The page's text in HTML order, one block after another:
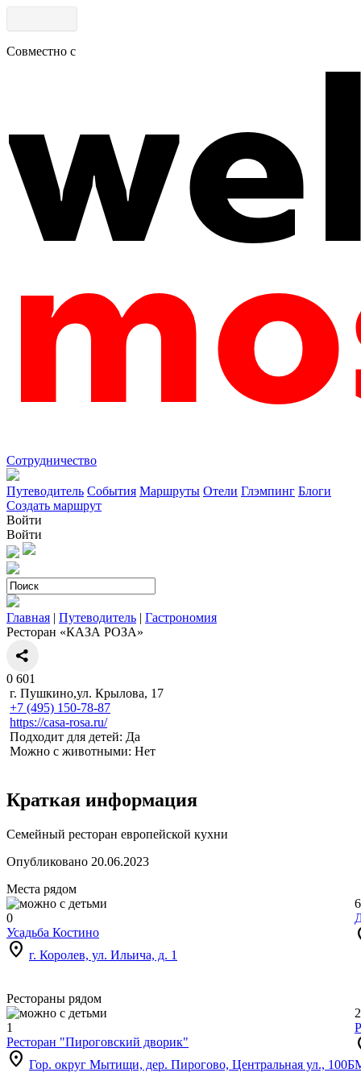
Совместно с
Сотрудничество
Путеводитель События Маршруты Отели Глэмпинг Блоги
Создать маршрут
Войти
Войти
Главная | Путеводитель | Гастрономия
Ресторан «КАЗА РОЗА»
0 601
г. Пушкино,ул. Крылова, 17
+7 (495) 150-78-87
https://casa-rosa.ru/
Подходит для детей: Да
Можно с животными: Нет
Краткая информация
Семейный ресторан европейской кухни
Опубликовано 20.06.2023
Места рядом
0
Усадьба Костино
location_on г. Королев, ул. Ильича, д. 1
6
Рестораны рядом
1
Ресторан "Пироговский дворик"
location_on Гор. округ Мытищи, дер. Пирогово, Центральная ул., 100Б
2